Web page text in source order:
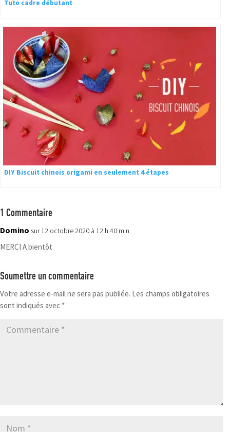
Tuto cadre débutant
DIY Biscuit chinois origami en seulement 4 étapes
1 Commentaire
Domino sur 12 octobre 2020 à 12 h 40 min
MERCI A bientôt
Soumettre un commentaire
Votre adresse e-mail ne sera pas publiée. Les champs obligatoires
sont indiqués avec *